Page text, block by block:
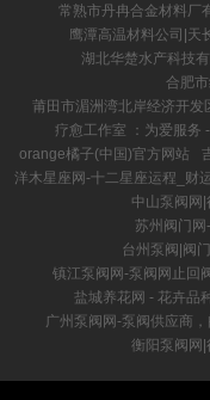
常熟市丹冉合金材料厂
鹰潭高温材料公司|天
湖北华楚水产科技
合肥
莆田市湄洲湾北岸经济开发
疗愈工作室 ：为爱服务
orange橘子(中国)官方网站
洋木星座网-十二星座运程_财
中山泵阀网
苏州阀门网
台州泵阀|阀
镇江泵阀网-泵阀网止回
盐城养花网 - 花卉品
广州泵阀网-泵阀供应商
衡阳泵阀网